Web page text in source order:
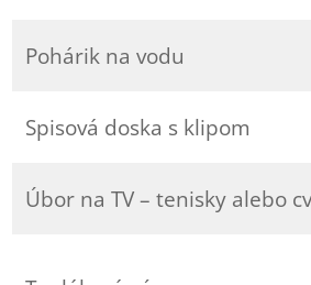
Pohárik na vodu
Spisová doska s klipom
Úbor na TV – tenisky alebo